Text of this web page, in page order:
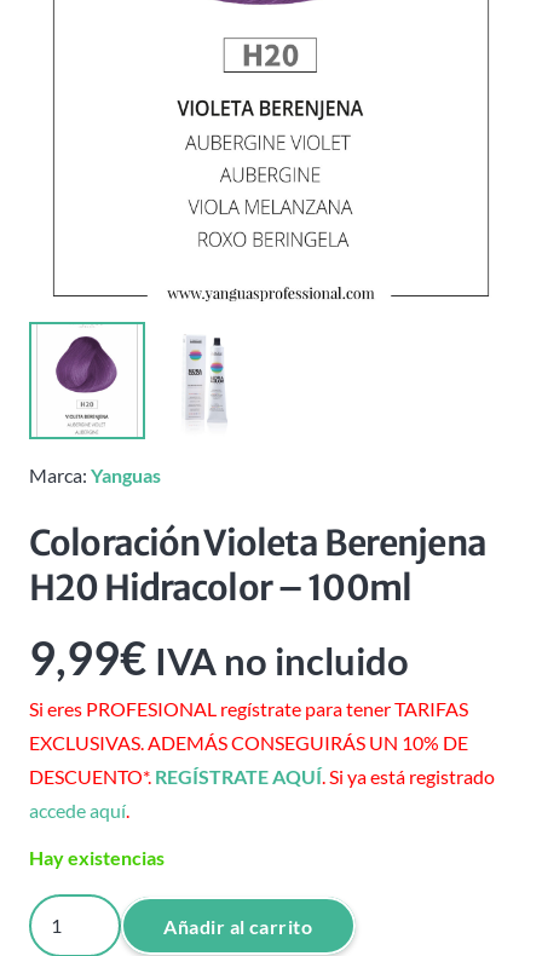
Marca: Yanguas
Coloración Violeta Berenjena
H20 Hidracolor – 100ml
9,99€ IVA no incluido
Si eres PROFESIONAL regístrate para tener TARIFAS
EXCLUSIVAS. ADEMÁS CONSEGUIRÁS UN 10% DE
DESCUENTO*. REGÍSTRATE AQUÍ. Si ya está registrado
accede aquí.
Hay existencias
Coloración
Violeta
Añadir al carrito